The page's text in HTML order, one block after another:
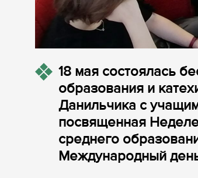
18 мая состоялась
образования и
Данильчика с
посвященная
среднего
Международный